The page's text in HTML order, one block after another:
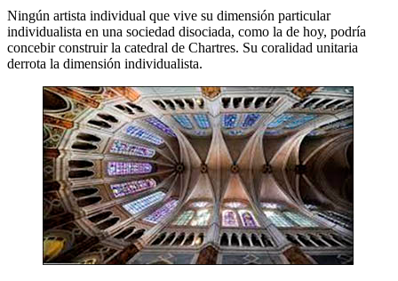
Ningún artista individual que vive su dimensión particular
individualista en una sociedad disociada, como la de hoy, podría
concebir construir la catedral de Chartres. Su coralidad unitaria
derrota la dimensión individualista.